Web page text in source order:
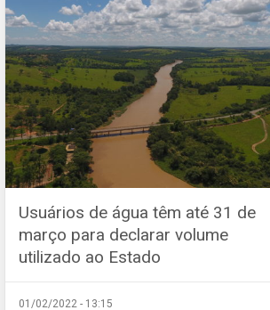
Usuários de água têm até 31 de
março para declarar volume
utilizado ao Estado
01/02/2022 - 13:15